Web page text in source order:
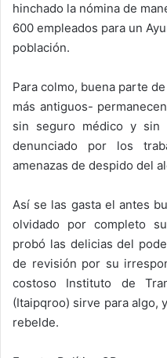
hinchado la nómina de
600 empleados para un
población.
Para colmo, buena parte
más antiguos-
sin seguro médico y sin
denunciado por los
amenazas de despido del
Así se las gasta el antes
olvidado por completo
probó las delicias del
de revisión por su
costoso Instituto de
(Itaipqroo) sirve para algo,
rebelde.